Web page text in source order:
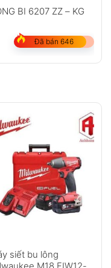
BI 6207 ZZ – KG
Đã bán 646
siết bu lông